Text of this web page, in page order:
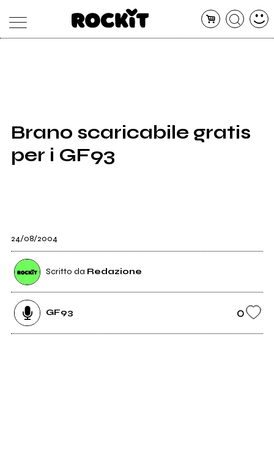
SHOP
RADIO
Brano scaricabile gratis
per i GF93
24/08/2004
Scritto da Redazione
GF93 0